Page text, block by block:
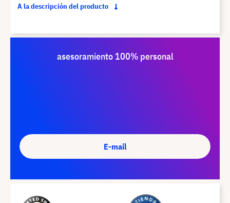
A la descripción del producto
asesoramiento 100% personal
E-mail